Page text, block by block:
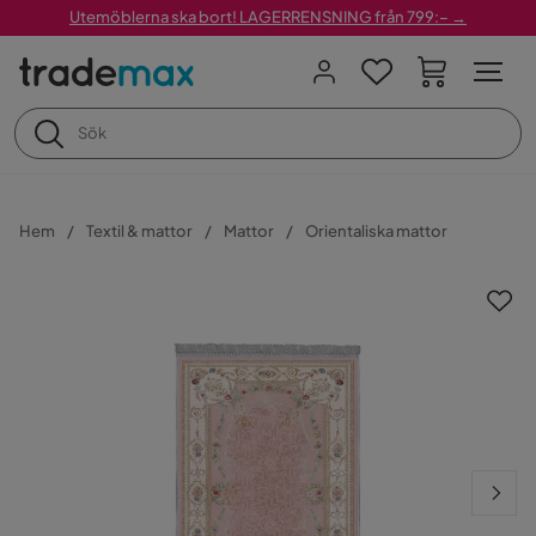
Utemöblerna ska bort! LAGERRENSNING från 799:– →
Hem Textil & mattor Mattor Orientaliska mattor